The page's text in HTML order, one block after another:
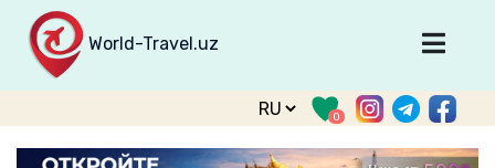
World-Travel.uz
Главная
Направления
0